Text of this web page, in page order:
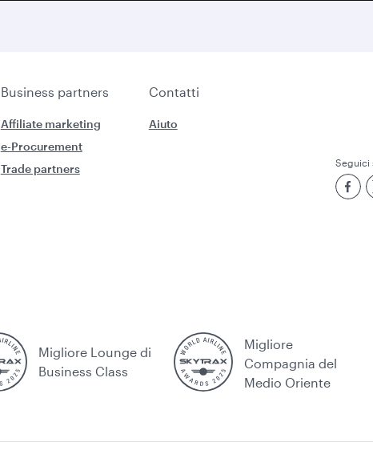
Business partners Contatti
Affiliate marketing
e-Procurement
Trade partners
Aiuto
Seguici
Migliore Lounge di
Business Class
Migliore
Compagnia del
Medio Oriente